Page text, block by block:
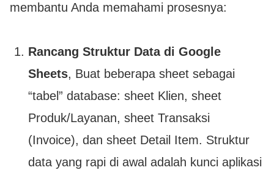
membantu Anda memahami prosesnya:
Rancang Struktur Data di Google
Sheets, Buat beberapa sheet sebagai
“tabel” database: sheet Klien, sheet
Produk/Layanan, sheet Transaksi
(Invoice), dan sheet Detail Item. Struktur
data yang rapi di awal adalah kunci aplikasi